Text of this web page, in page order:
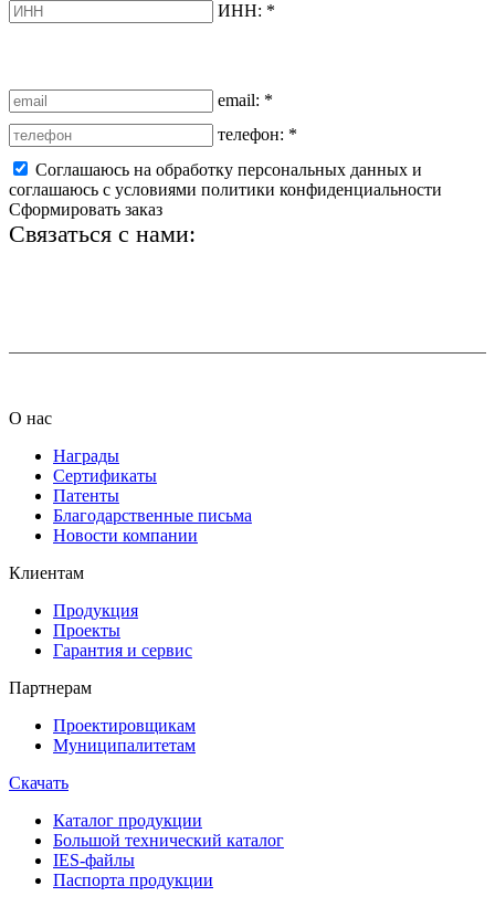
ИНН: *
email: *
телефон: *
Соглашаюсь на обработку персональных данных и
соглашаюсь с условиями политики конфиденциальности
Сформировать заказ
Связаться с нами:
О нас
Награды
Сертификаты
Патенты
Благодарственные письма
Новости компании
Клиентам
Продукция
Проекты
Гарантия и сервис
Партнерам
Проектировщикам
Муниципалитетам
Скачать
Каталог продукции
Большой технический каталог
IES-файлы
Паспорта продукции